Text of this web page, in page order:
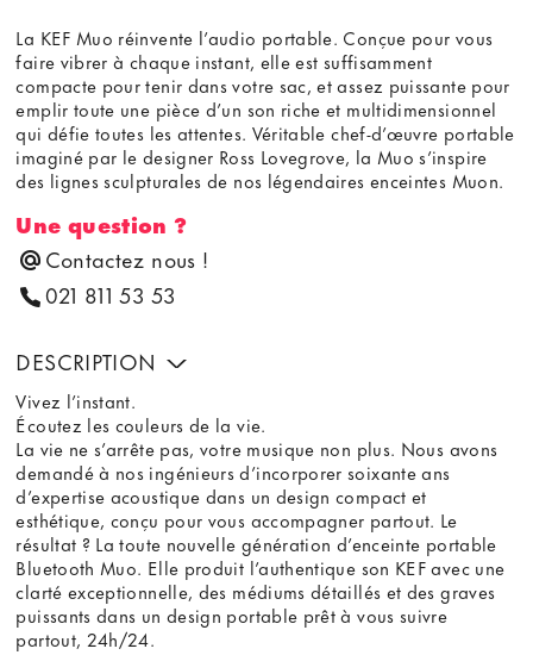
La KEF Muo réinvente l’audio portable. Conçue pour vous
faire vibrer à chaque instant, elle est suffisamment
compacte pour tenir dans votre sac, et assez puissante pour
emplir toute une pièce d’un son riche et multidimensionnel
qui défie toutes les attentes. Véritable chef-d’œuvre portable
imaginé par le designer Ross Lovegrove, la Muo s’inspire
des lignes sculpturales de nos légendaires enceintes Muon.
Une question ?
Contactez nous !
021 811 53 53
DESCRIPTION
Vivez l’instant.
Écoutez les couleurs de la vie.
La vie ne s’arrête pas, votre musique non plus. Nous avons
demandé à nos ingénieurs d’incorporer soixante ans
d’expertise acoustique dans un design compact et
esthétique, conçu pour vous accompagner partout. Le
résultat ? La toute nouvelle génération d’enceinte portable
Bluetooth Muo. Elle produit l’authentique son KEF avec une
clarté exceptionnelle, des médiums détaillés et des graves
puissants dans un design portable prêt à vous suivre
partout, 24h/24.